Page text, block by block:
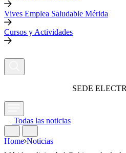
Vives Emplea Saludable Mérida
Cursos y Actividades
SEDE
Todas las noticias
Home Noticias